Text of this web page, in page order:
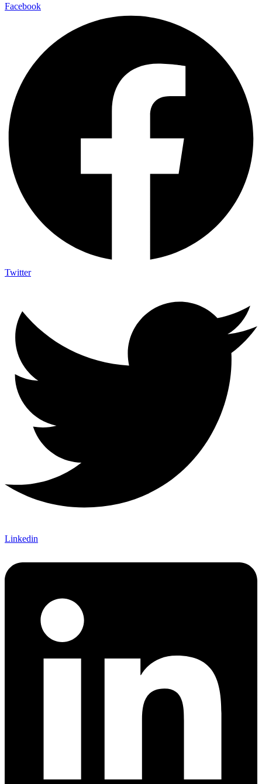
Facebook
Twitter
Linkedin